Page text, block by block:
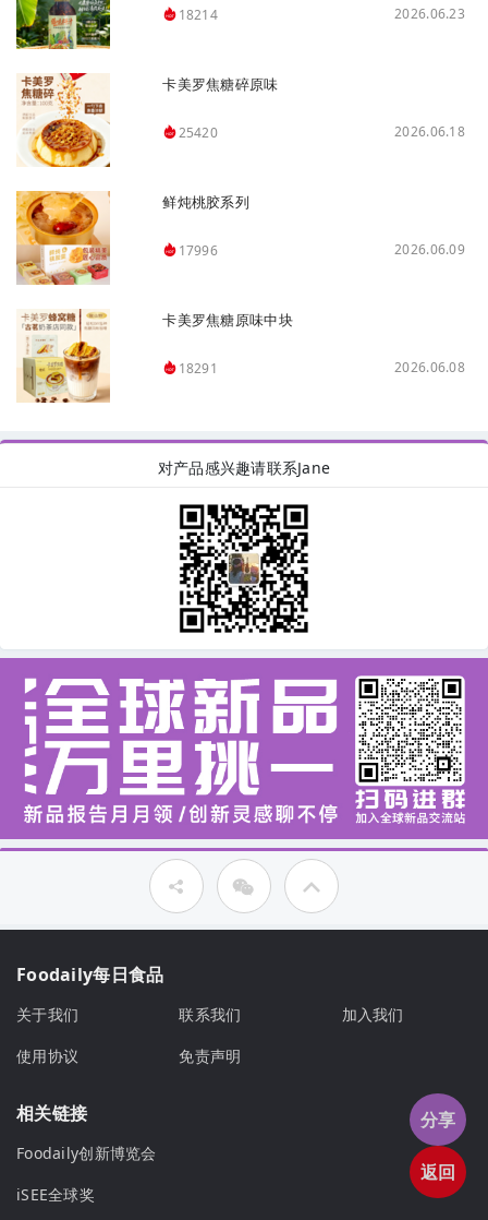
分享
返回
18214 2026.06.23
卡美罗焦糖碎原味
25420 2026.06.18
鲜炖桃胶系列
17996 2026.06.09
卡美罗焦糖原味中块
18291 2026.06.08
对产品感兴趣请联系Jane
Foodaily每日食品
关于我们 联系我们
加入我们
使用协议
免责声明
相关链接
Foodaily创新博览会
iSEE全球奖